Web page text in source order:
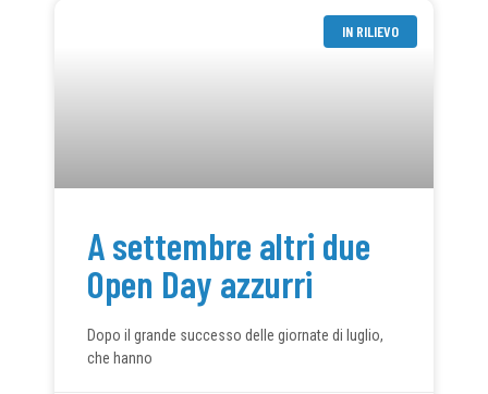
IN RILIEVO
A settembre altri due
Open Day azzurri
Dopo il grande successo delle giornate di luglio,
che hanno